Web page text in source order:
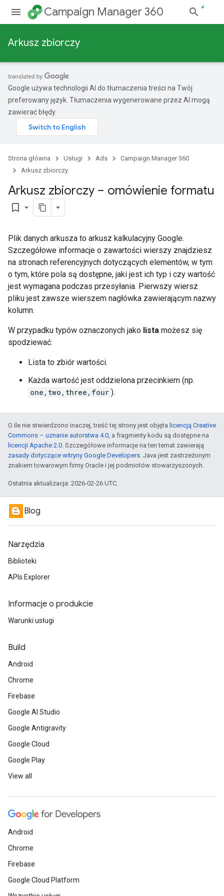
Campaign Manager 360
Arkusz zbiorczy
Google używa technologii AI do tłumaczenia treści na Twój
preferowany język. Tłumaczenia wygenerowane przez AI mogą
zawierać błędy.
Strona główna Usługi Ads
Campaign Manager 360
Arkusz zbiorczy
Arkusz zbiorczy – omówienie formatu
bookmark_border
Plik danych arkusza to arkusz kalkulacyjny Google.
Szczegółowe informacje o zawartości wierszy znajdziesz
na stronach referencyjnych dotyczących elementów, w tym
o tym, które pola są dostępne, jaki jest ich typ i czy wartość
jest wymagana podczas przesyłania. Pierwszy wiersz
pliku jest zawsze wierszem nagłówka zawierającym nazwy
kolumn.
W przypadku typów oznaczonych jako lista możesz się
spodziewać:
Lista to zbiór wartości.
Każda wartość jest oddzielona przecinkiem (np.
one,two,three,four ).
O ile nie stwierdzono inaczej, treść tej strony jest objęta licencją Creative
Commons – uznanie autorstwa 4.0, a fragmenty kodu są dostępne na
licencji Apache 2.0. Szczegółowe informacje na ten temat zawierają
zasady dotyczące witryny Google Developers. Java jest zastrzeżonym
znakiem towarowym firmy Oracle i jej podmiotów stowarzyszonych.
Ostatnia aktualizacja: 2026-02-26 UTC.
Blog
Narzędzia
Biblioteki
APIs Explorer
Informacje o produkcie
Warunki usługi
Build
Android
Chrome
Firebase
Google AI Studio
Google Antigravity
Google Cloud
Google Play
View all
Android
Chrome
Firebase
Google Cloud Platform